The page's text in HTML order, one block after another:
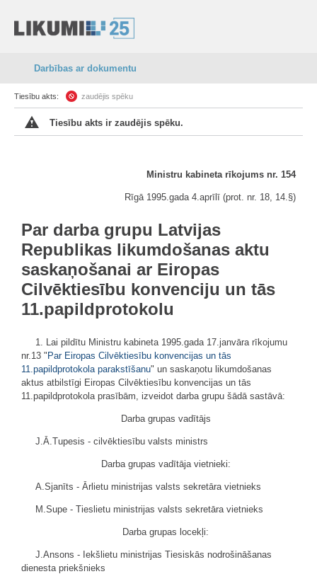
Darbības ar dokumentu
Tiesību akts: zaudējis spēku
Tiesību akts ir zaudējis spēku.
Ministru kabineta rīkojums nr. 154
Rīgā 1995.gada 4.aprīlī (prot. nr. 18, 14.§)
Par darba grupu Latvijas
Republikas likumdošanas aktu
saskaņošanai ar Eiropas
Cilvēktiesību konvenciju un tās
11.papildprotokolu
1. Lai pildītu Ministru kabineta 1995.gada 17.janvāra rīkojumu
nr.13 " Par Eiropas Cilvēktiesību konvencijas un tās
11.papildprotokola parakstīšanu" un saskaņotu likumdošanas
aktus atbilstīgi Eiropas Cilvēktiesību konvencijas un tās
11.papildprotokola prasībām, izveidot darba grupu šādā sastāvā:
Darba grupas vadītājs
J.Ā.Tupesis - cilvēktiesību valsts ministrs
Darba grupas vadītāja vietnieki:
A.Sjanīts - Ārlietu ministrijas valsts sekretāra vietnieks
M.Supe - Tieslietu ministrijas valsts sekretāra vietnieks
Darba grupas locekļi:
J.Ansons - Iekšlietu ministrijas Tiesiskās nodrošināšanas
dienesta priekšnieks